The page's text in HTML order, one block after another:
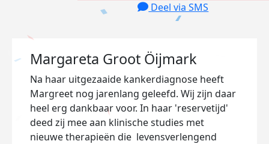
Deel via SMS
Margareta Groot Öijmark
Na haar uitgezaaide kankerdiagnose heeft
Margreet nog jarenlang geleefd. Wij zijn daar
heel erg dankbaar voor. In haar 'reservetijd'
deed zij mee aan klinische studies met
nieuwe therapieën die levensverlengend